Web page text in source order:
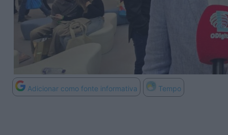
Adicionar como fonte informativa Tempo